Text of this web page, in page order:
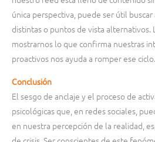
única perspectiva, puede ser útil
distintas o puntos de vista alternativos.
mostrarnos lo que confirma nuestras
proactivos nos ayuda a romper ese ciclo.
Conclusión
El sesgo de anclaje y el proceso de
psicológicas que, en redes sociales,
en nuestra percepción de la realidad,